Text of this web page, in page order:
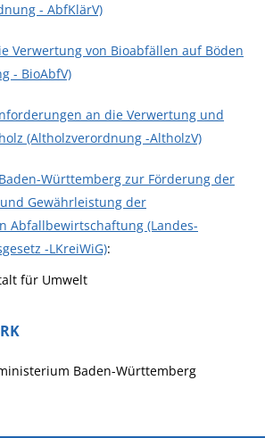
- AbfKlärV)
Verwertung von Bioabfällen auf Böden
- BioAbfV)
an die Verwertung und
(Altholzverordnung -AltholzV)
Württemberg zur Förderung der
Gewährleistung der
Abfallbewirtschaftung (Landes-
-LKreiWiG):
für Umwelt
Baden-Württemberg